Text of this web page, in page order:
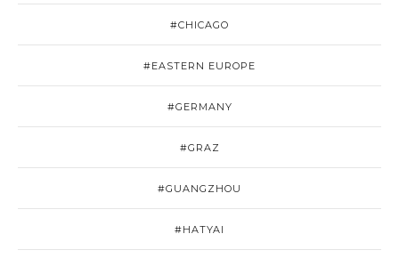
#CHICAGO
#EASTERN EUROPE
#GERMANY
#GRAZ
#GUANGZHOU
#HATYAI